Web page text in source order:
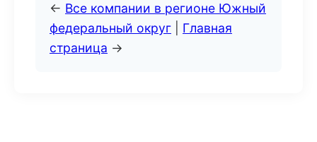
← Все компании в регионе Южный
федеральный округ
Главная
страница →